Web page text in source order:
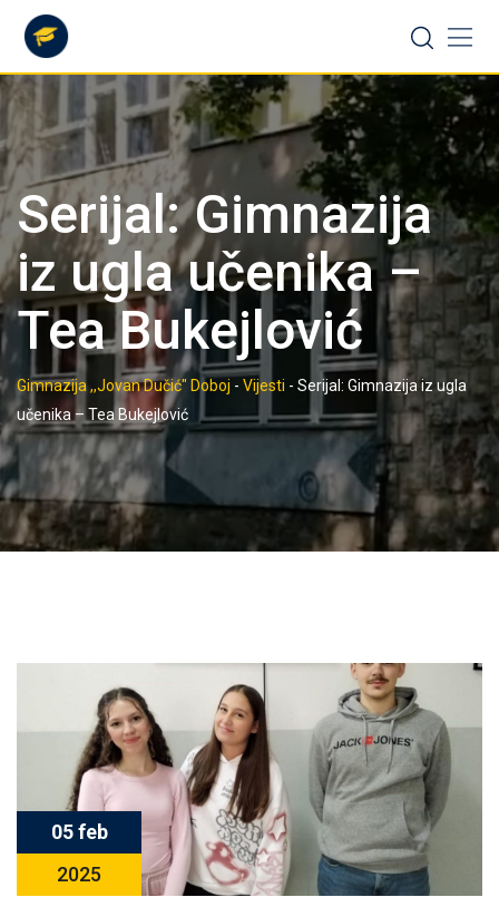
content
Serijal: Gimnazija
iz ugla učenika –
Tea Bukejlović
Gimnazija ,,Jovan Dučić" Doboj - Vijesti - Serijal: Gimnazija iz ugla
učenika – Tea Bukejlović
05 feb
2025